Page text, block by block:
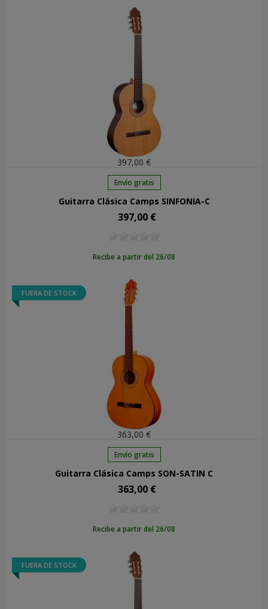
397,00 €
Envío gratis
Guitarra Clásica Camps SINFONIA-C
Precio
397,00 €
Recibe a partir del 26/08
FUERA DE STOCK
363,00 €
Envío gratis
Guitarra Clásica Camps SON-SATIN C
Precio
363,00 €
Recibe a partir del 26/08
FUERA DE STOCK